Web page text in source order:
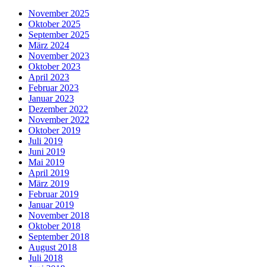
November 2025
Oktober 2025
September 2025
März 2024
November 2023
Oktober 2023
April 2023
Februar 2023
Januar 2023
Dezember 2022
November 2022
Oktober 2019
Juli 2019
Juni 2019
Mai 2019
April 2019
März 2019
Februar 2019
Januar 2019
November 2018
Oktober 2018
September 2018
August 2018
Juli 2018